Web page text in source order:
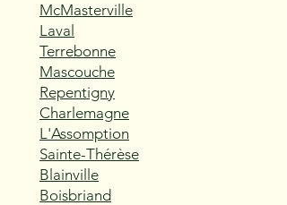
McMasterville
Laval
Terrebonne
Mascouche
Repentigny
Charlemagne
L'Assomption
Sainte-Thérèse
Blainville
Boisbriand